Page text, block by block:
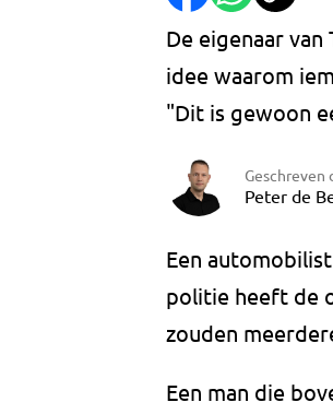
De eigenaar
idee waarom
"Dit is gewoon
Geschreven
Peter de
Een
politie heeft de
zouden
Een man die